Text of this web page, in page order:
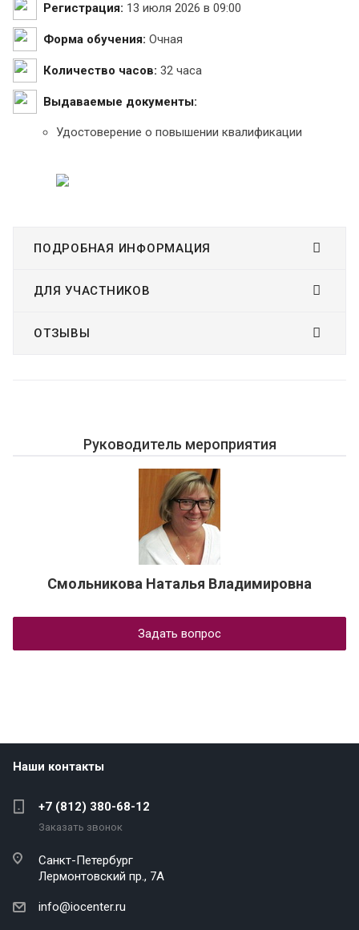
Регистрация: 13 июля 2026 в 09:00
Форма обучения: Очная
Количество часов: 32 часа
Выдаваемые документы:
Удостоверение о повышении квалификации
ПОДРОБНАЯ ИНФОРМАЦИЯ
ДЛЯ УЧАСТНИКОВ
ОТЗЫВЫ
Руководитель мероприятия
Смольникова Наталья Владимировна
Задать вопрос
Наши контакты
+7 (812) 380-68-12
Заказать звонок
Санкт-Петербург
Лермонтовский пр., 7А
info@iocenter.ru